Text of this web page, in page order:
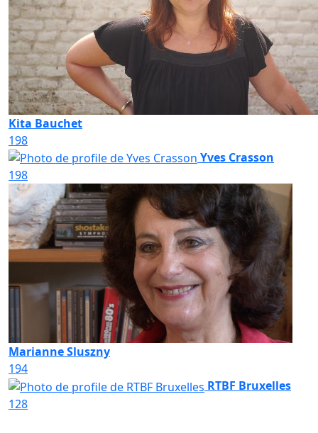
Kita Bauchet
198
Yves Crasson
198
Marianne Sluszny
194
RTBF Bruxelles
128